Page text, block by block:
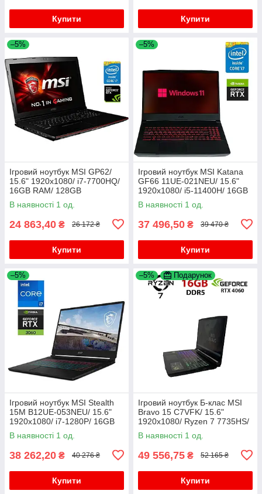
Купити Купити
–5%
Ігровий ноутбук MSI GP62/
15.6" 1920x1080/ i7-7700HQ/
16GB RAM/ 128GB
SSD+1000GB HDD/ GTX 1060
3GB
В наявності 1 од.
24 863,40 ₴ 26 172 ₴
Купити
–5%
Ігровий ноутбук MSI Katana
GF66 11UE-021NEU/ 15.6"
1920x1080/ i5-11400H/ 16GB
RAM/ 480GB SSD/ RTX 3060
6GB
В наявності 1 од.
37 496,50 ₴ 39 470 ₴
Купити
–5%
Ігровий ноутбук MSI Stealth
15M B12UE-053NEU/ 15.6"
1920x1080/ i7-1280P/ 16GB
RAM/ 512GB SSD/ RTX 3060
6GB
В наявності 1 од.
38 262,20 ₴ 40 276 ₴
Купити
–5% Подарунок
Ігровий ноутбук Б-клас MSI
Bravo 15 C7VFK/ 15.6"
1920x1080/ Ryzen 7 7735HS/
16GB RAM/ 512GB SSD
NVMe/ RTX 4060 8GB
В наявності 1 од.
49 556,75 ₴ 52 165 ₴
Купити